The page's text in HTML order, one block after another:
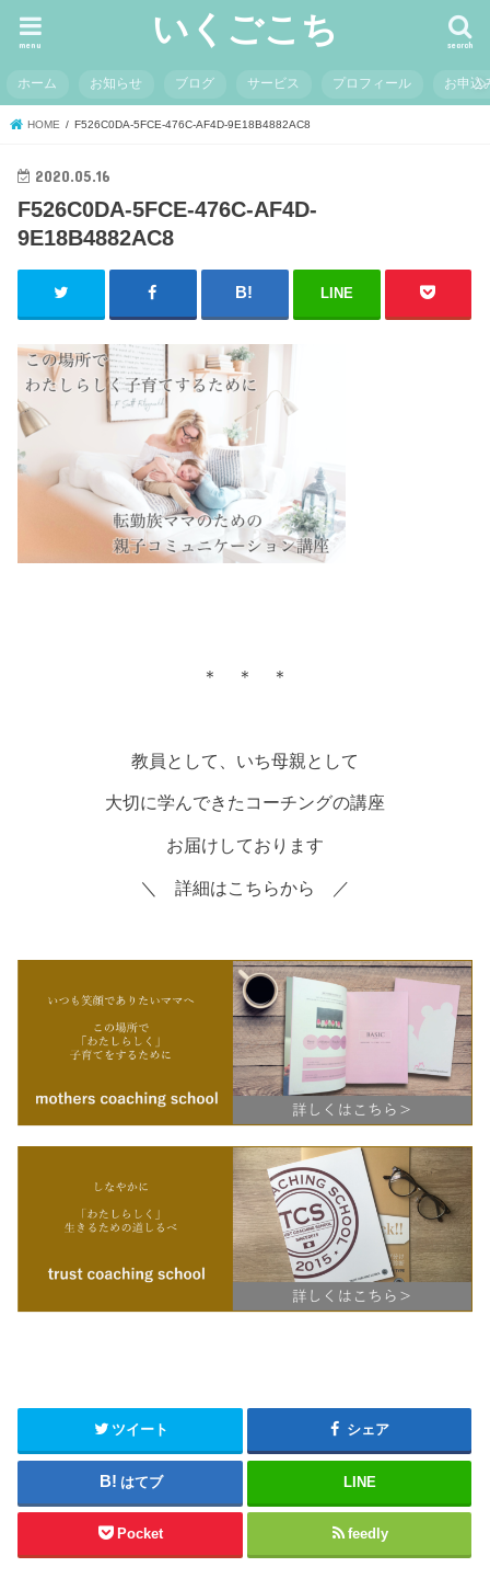
いくごこち search
menu
ホーム お知らせ ブログ サービス プロフィール お申込
HOME F526C0DA-5FCE-476C-AF4D-9E18B4882AC8
2020.05.16
F526C0DA-5FCE-476C-AF4D-
9E18B4882AC8
LINE
＊ ＊ ＊
教員として、いち母親として
大切に学んできたコーチングの講座
お届けしております
＼ 詳細はこちらから ／
ツイート シェア
はてブ LINE
Pocket feedly